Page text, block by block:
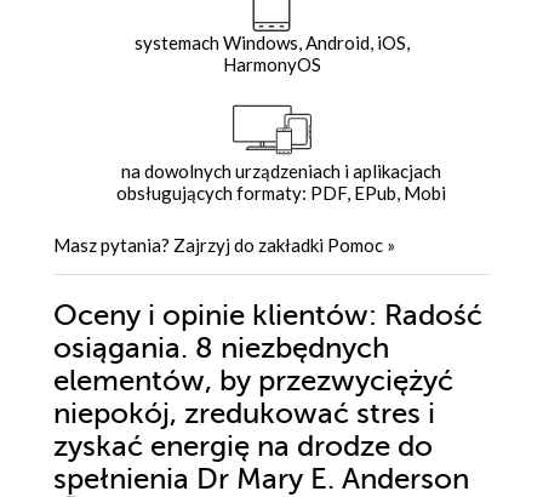
systemach Windows, Android, iOS,
HarmonyOS
na dowolnych urządzeniach i aplikacjach
obsługujących formaty: PDF, EPub, Mobi
Masz pytania? Zajrzyj do zakładki Pomoc »
Oceny i opinie klientów: Radość
osiągania. 8 niezbędnych
elementów, by przezwyciężyć
niepokój, zredukować stres i
zyskać energię na drodze do
spełnienia Dr Mary E. Anderson